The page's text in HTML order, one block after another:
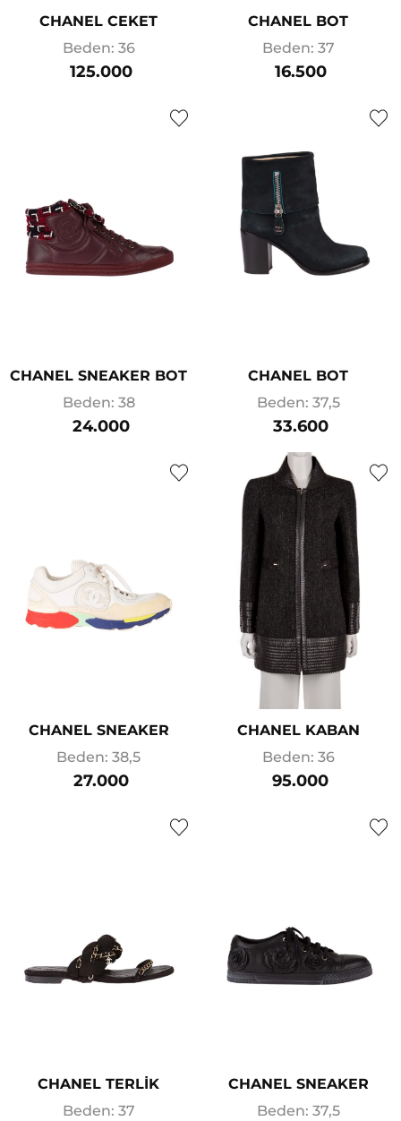
CHANEL CEKET
Beden: 36
125.000
CHANEL BOT
Beden: 37
16.500
CHANEL SNEAKER BOT
Beden: 38
24.000
CHANEL BOT
Beden: 37,5
33.600
CHANEL SNEAKER
Beden: 38,5
27.000
CHANEL KABAN
Beden: 36
95.000
CHANEL TERLİK
Beden: 37
CHANEL SNEAKER
Beden: 37,5